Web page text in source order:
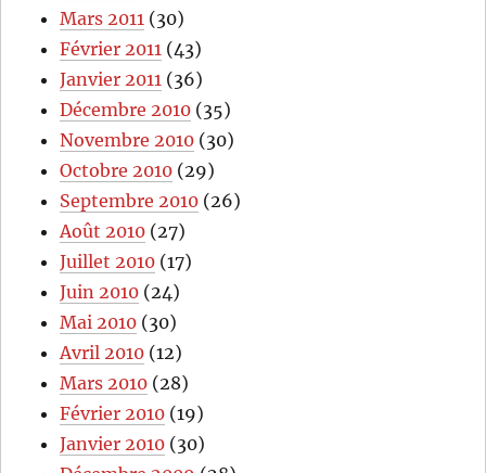
Mars 2011 (30)
Février 2011 (43)
Janvier 2011 (36)
Décembre 2010 (35)
Novembre 2010 (30)
Octobre 2010 (29)
Septembre 2010 (26)
Août 2010 (27)
Juillet 2010 (17)
Juin 2010 (24)
Mai 2010 (30)
Avril 2010 (12)
Mars 2010 (28)
Février 2010 (19)
Janvier 2010 (30)